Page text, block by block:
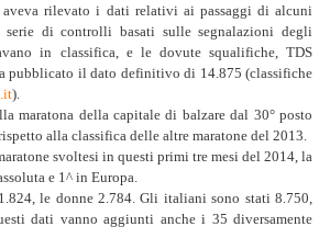
aveva rilevato i dati relativi ai passaggi di alcuni
serie di controlli basati sulle segnalazioni degli
in classifica, e le dovute squalifiche, TDS
pubblicato il dato definitivo di 14.875 (classifiche
).
maratona della capitale di balzare dal 30° posto
alla classifica delle altre maratone del 2013.
svoltesi in questi primi tre mesi del 2014, la
e 1^ in Europa.
le donne 2.784. Gli italiani sono stati 8.750,
dati vanno aggiunti anche i 35 diversamente